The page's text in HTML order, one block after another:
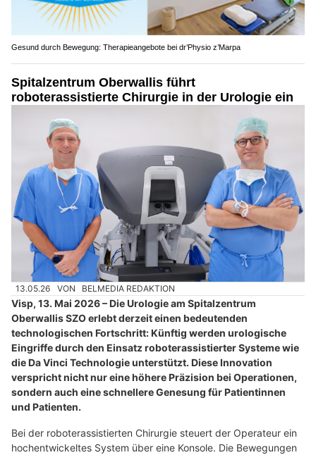
Gesund durch Bewegung: Therapieangebote bei dr’Physio z’Marpa
Spitalzentrum Oberwallis führt
roboterassistierte Chirurgie in der Urologie ein
13.05.26 VON BELMEDIA REDAKTION
Visp, 13. Mai 2026 – Die Urologie am Spitalzentrum
Oberwallis SZO erlebt derzeit einen bedeutenden
technologischen Fortschritt: Künftig werden urologische
Eingriffe durch den Einsatz roboterassistierter Systeme wie
die Da Vinci Technologie unterstützt. Diese Innovation
verspricht nicht nur eine höhere Präzision bei Operationen,
sondern auch eine schnellere Genesung für Patientinnen
und Patienten.
Bei der roboterassistierten Chirurgie steuert der Operateur ein
hochentwickeltes System über eine Konsole. Die Bewegungen